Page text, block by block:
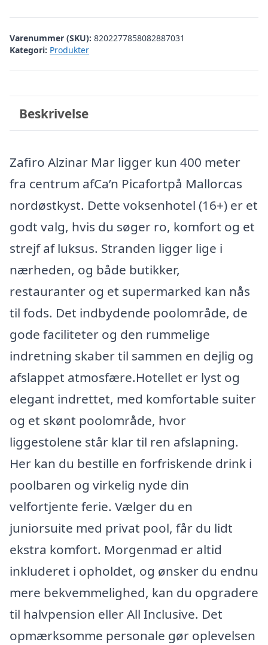
Varenummer (SKU): 8202277858082887031
Kategori: Produkter
Beskrivelse
Zafiro Alzinar Mar ligger kun 400 meter
fra centrum afCa’n Picafortpå Mallorcas
nordøstkyst. Dette voksenhotel (16+) er et
godt valg, hvis du søger ro, komfort og et
strejf af luksus. Stranden ligger lige i
nærheden, og både butikker,
restauranter og et supermarked kan nås
til fods. Det indbydende poolområde, de
gode faciliteter og den rummelige
indretning skaber til sammen en dejlig og
afslappet atmosfære.Hotellet er lyst og
elegant indrettet, med komfortable suiter
og et skønt poolområde, hvor
liggestolene står klar til ren afslapning.
Her kan du bestille en forfriskende drink i
poolbaren og virkelig nyde din
velfortjente ferie. Vælger du en
juniorsuite med privat pool, får du lidt
ekstra komfort. Morgenmad er altid
inkluderet i opholdet, og ønsker du endnu
mere bekvemmelighed, kan du opgradere
til halvpension eller All Inclusive. Det
opmærksomme personale gør oplevelsen